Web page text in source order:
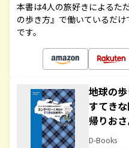
本書は4人の旅好きによるた
の歩き方』で働いているだ
です。
地球の
すてき
帰りお
D-Books